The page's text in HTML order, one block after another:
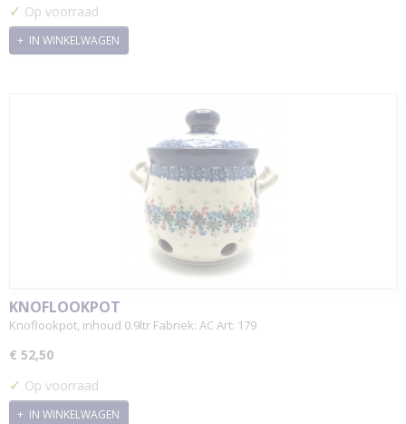
✓ Op voorraad
IN WINKELWAGEN
KNOFLOOKPOT
Knoflookpot, inhoud 0.9ltr Fabriek: AC Art: 179
€ 52,50
✓ Op voorraad
IN WINKELWAGEN